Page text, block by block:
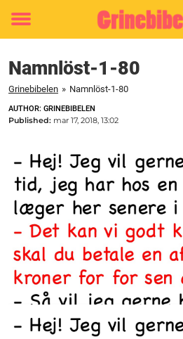
Toggle
Namnlöst-1-80
Grinebibelen » Namnlöst-1-80
AUTHOR: GRINEBIBELEN
Published: mar 17, 2018, 13:02